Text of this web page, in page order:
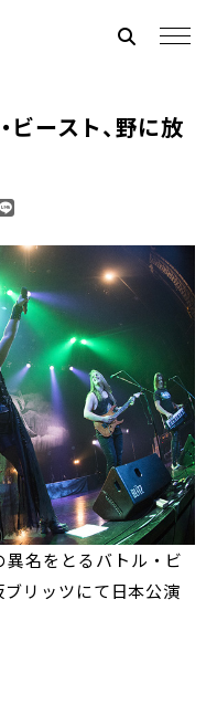
ビースト、野に放
名をとるバトル・ビ
リッツにて日本公演